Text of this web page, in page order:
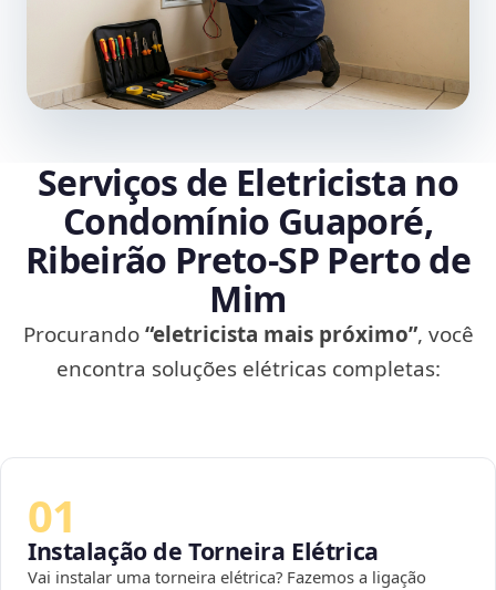
Serviços de Eletricista no
Condomínio Guaporé,
Ribeirão Preto‑SP Perto de
Mim
Procurando“eletricista mais próximo”, você
encontra soluções elétricas completas:
01
Instalação de Torneira Elétrica
Vai instalar uma torneira elétrica? Fazemos a ligação